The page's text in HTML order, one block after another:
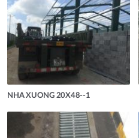
NHA XUONG 20X48--1